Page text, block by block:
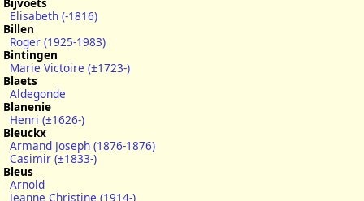
Elisabeth (-1816)
Billen
Roger (1925-1983)
Bintingen
Marie Victoire (±1723-)
Blaets
Aldegonde
Blanenie
Henri (±1626-)
Bleuckx
Armand Joseph (1876-1876)
Casimir (±1833-)
Bleus
Arnold
Jeanne Christine (1914-)